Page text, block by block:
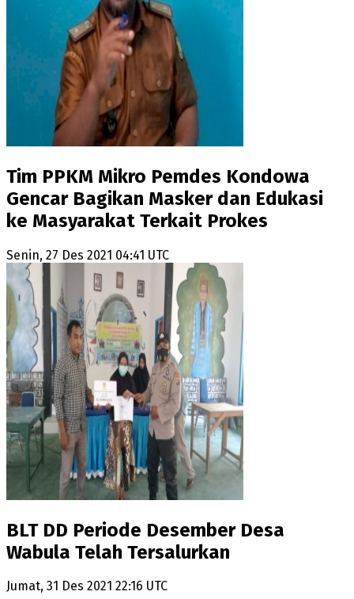
Tim PPKM Mikro Pemdes Kondowa
Gencar Bagikan Masker dan Edukasi
ke Masyarakat Terkait Prokes
Senin, 27 Des 2021 04:41 UTC
BLT DD Periode Desember Desa
Wabula Telah Tersalurkan
Jumat, 31 Des 2021 22:16 UTC